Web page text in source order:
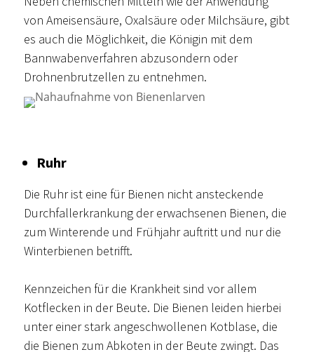
von Ameisensäure, Oxalsäure oder Milchsäure, gibt
es auch die Möglichkeit, die Königin mit dem
Bannwabenverfahren abzusondern oder
Drohnenbrutzellen zu entnehmen.
Ruhr
Die Ruhr ist eine für Bienen nicht ansteckende
Durchfallerkrankung der erwachsenen Bienen, die
zum Winterende und Frühjahr auftritt und nur die
Winterbienen betrifft.
Kennzeichen für die Krankheit sind vor allem
Kotflecken in der Beute. Die Bienen leiden hierbei
unter einer stark angeschwollenen Kotblase, die
die Bienen zum Abkoten in der Beute zwingt. Das